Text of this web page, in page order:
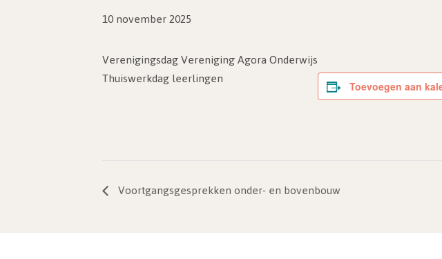
10 november 2025
Verenigingsdag Vereniging Agora Onderwijs
Thuiswerkdag leerlingen
Toevoegen aan
Voortgangsgesprekken onder- en bovenbouw